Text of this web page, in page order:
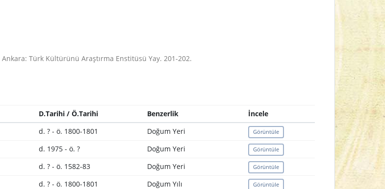
Ankara: Türk Kültürünü Araştırma Enstitüsü Yay. 201-202.
D.Tarihi / Ö.Tarihi Benzerlik
İncele
d. ? - ö. 1800-1801 Doğum Yeri Görüntüle
d. 1975 - ö. ? Doğum Yeri Görüntüle
d. ? - ö. 1582-83 Doğum Yeri Görüntüle
d. ? - ö. 1800-1801 Doğum Yılı Görüntüle